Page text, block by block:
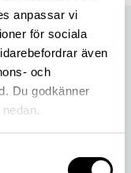
anpassar vi
för sociala
även
och
Du godkänner